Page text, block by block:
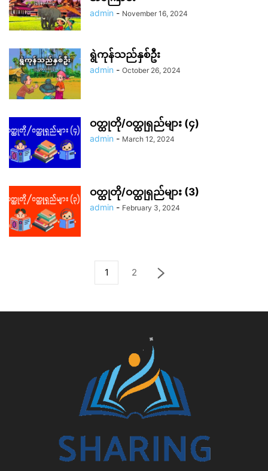
admin - November 16, 2024
ရွဲကုန်သည်နှစ်ဦး
admin - October 26, 2024
ဝတ္ထုတို/ဝတ္ထုရှည်များ (၄)
admin - March 12, 2024
ဝတ္ထုတို/ဝတ္ထုရှည်များ (3)
admin - February 3, 2024
1 2